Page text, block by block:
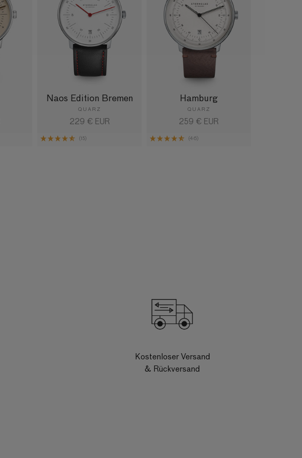
Naos Edition Bremen
QUARZ
Normaler
229 € EUR
(15)
Hamburg
QUARZ
Normaler
259 € EUR
(46)
Kostenloser Versand
& Rückversand